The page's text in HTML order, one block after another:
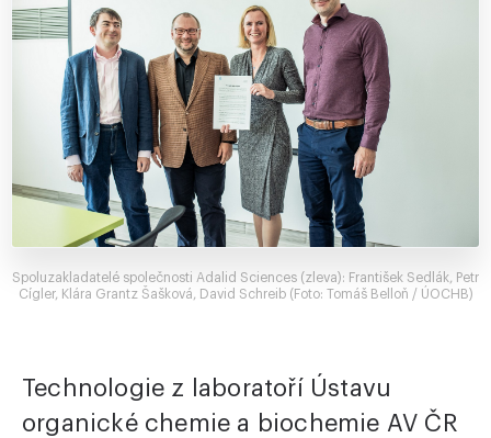
Spoluzakladatelé společnosti Adalid Sciences (zleva): František Sedlák, Petr
Cígler, Klára Grantz Šašková, David Schreib (Foto: Tomáš Belloň / ÚOCHB)
Technologie z laboratoří Ústavu
organické chemie a biochemie AV ČR